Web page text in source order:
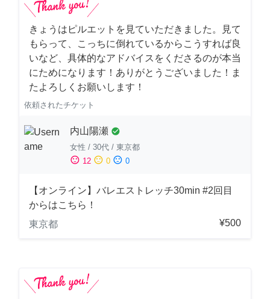
きょうはピルエットを見ていただきました。見て
もらって、こっちに倒れているからこうすれば良
いなど、具体的なアドバイスをくださるのが本当
にためになります！ありがとうございました！ま
たよろしくお願いします！
依頼されたチケット
内山陽瀬 check_circle
女性 / 30代 / 東京都
sentiment_satisfied 12 sentiment_neutral 0 sentiment_dissatisfied 0
【オンライン】バレエストレッチ30min #2回目
からはこちら！
東京都
¥500